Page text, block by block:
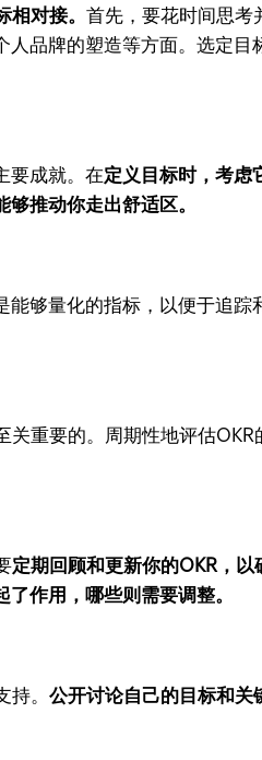
相对接。首先，要花时间思考
品牌的塑造等方面。选定
要成就。在定义目标时，考虑
推动你走出舒适区。
够量化的指标，以便于追踪
关重要的。周期性地评估
定期回顾和更新你的OKR，
作用，哪些则需要调整。
持。公开讨论自己的目标和关